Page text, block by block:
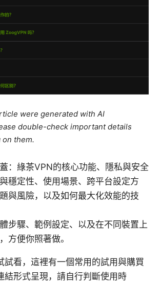
were generated with AI
double-check important details
them.
：綠茶VPN的核心功能、隱私與安全
穩定性、使用場景、跨平台設定方
與風險，以及如何最大化效能的技
步驟、範例設定、以及在不同裝置上
方便你照著做。
試看，這裡有一個常用的試用與購買
結形式呈現，請自行判斷使用時